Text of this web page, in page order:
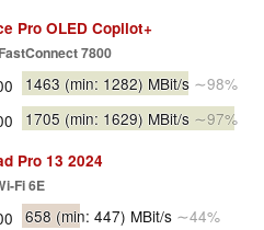
Pro OLED Copilot+
7800
1463 (min: 1282) MBit/s ∼98%
1705 (min: 1629) MBit/s ∼97%
Pro 13 2024
Fi 6E
658 (min: 447) MBit/s ∼44%